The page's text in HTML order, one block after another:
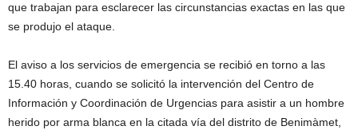
que trabajan para esclarecer las circunstancias exactas en las que
se produjo el ataque.
El aviso a los servicios de emergencia se recibió en torno a las
15.40 horas, cuando se solicitó la intervención del Centro de
Información y Coordinación de Urgencias para asistir a un hombre
herido por arma blanca en la citada vía del distrito de Benimàmet,